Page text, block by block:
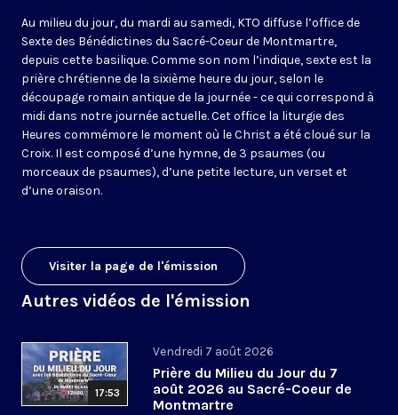
Au milieu du jour, du mardi au samedi, KTO diffuse l’office de
Sexte des Bénédictines du Sacré-Coeur de Montmartre,
depuis cette basilique. Comme son nom l’indique, sexte est la
prière chrétienne de la sixième heure du jour, selon le
découpage romain antique de la journée - ce qui correspond à
midi dans notre journée actuelle. Cet office la liturgie des
Heures commémore le moment où le Christ a été cloué sur la
Croix. Il est composé d’une hymne, de 3 psaumes (ou
morceaux de psaumes), d’une petite lecture, un verset et
d’une oraison.
Visiter la page de l'émission
Autres vidéos de l'émission
17:53
Vendredi 7 août 2026
Prière du Milieu du Jour du 7
août 2026 au Sacré-Coeur de
Montmartre